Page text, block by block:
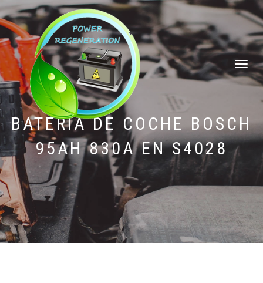
CAMBIAR
BATERÍA DE COCHE BOSCH
95AH 830A EN S4028